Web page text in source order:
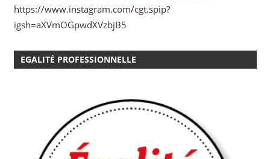
https://www.instagram.com/cgt.spip?
igsh=aXVmOGpwdXVzbjB5
EGALITÉ PROFESSIONNELLE